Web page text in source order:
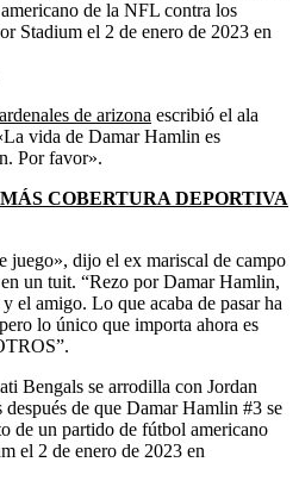
de la NFL contra los
Stadium el 2 de enero de 2023 en
de arizona escribió el ala
vida de Damar Hamlin es
Por favor».
COBERTURA DEPORTIVA
juego», dijo el ex mariscal de campo
un tuit. “Rezo por Damar Hamlin,
el amigo. Lo que acaba de pasar ha
lo único que importa ahora es
Bengals se arrodilla con Jordan
de que Damar Hamlin #3 se
de un partido de fútbol americano
el 2 de enero de 2023 en